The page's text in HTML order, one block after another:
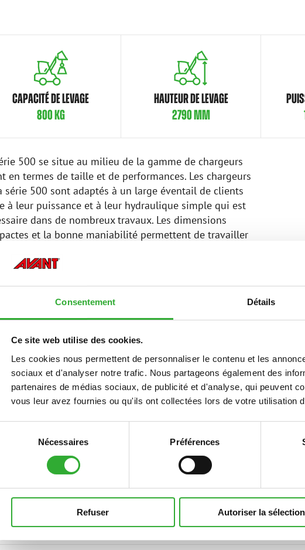
Consentement Détails
Ce site web utilise des cookies.
Les cookies nous permettent de personnaliser le contenu et les
sociaux et d'analyser notre trafic. Nous partageons également des
partenaires de médias sociaux, de publicité et d'analyse, qui peuvent
vous leur avez fournies ou qu'ils ont collectées lors de votre utilisation
consentement
Nécessaires Préférences
Refuser Autoriser la sélection
CAPACITÉ DE LEVAGE
800 KG
HAUTEUR DE LEVAGE
2790 MM
500 se situe au milieu de la gamme de chargeurs
en termes de taille et de performances. Les chargeurs
série 500 sont adaptés à un large éventail de clients
à leur puissance et à leur hydraulique simple qui est
dans de nombreux travaux. Les dimensions
et la bonne maniabilité permettent de travailler
une grande variété d'environnements. La série 500 peut
soulever des charges incroyablement lourdes par
à la taille de la machine.
500 est un partenaire fiable pour une utilisation
Comme tous les Avant, il peut être équipé selon
du client, y compris toutes les options de cabine
DLX). La gamme complète d'accessoires Avant garantit
efficace toute l'année.
TÉCNICAS
STANDARD 23x10.50-